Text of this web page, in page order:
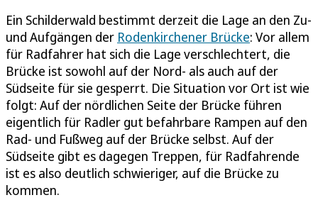
Ein Schilderwald bestimmt derzeit die Lage an den Zu-
und Aufgängen der Rodenkirchener Brücke: Vor allem
für Radfahrer hat sich die Lage verschlechtert, die
Brücke ist sowohl auf der Nord- als auch auf der
Südseite für sie gesperrt. Die Situation vor Ort ist wie
folgt: Auf der nördlichen Seite der Brücke führen
eigentlich für Radler gut befahrbare Rampen auf den
Rad- und Fußweg auf der Brücke selbst. Auf der
Südseite gibt es dagegen Treppen, für Radfahrende
ist es also deutlich schwieriger, auf die Brücke zu
kommen.